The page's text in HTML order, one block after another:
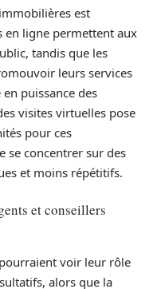
est
en ligne permettent aux
tandis que les
leurs services
puissance des
visites virtuelles pose
pour ces
se concentrer sur des
et moins répétitifs.
et conseillers
voir leur rôle
alors que la